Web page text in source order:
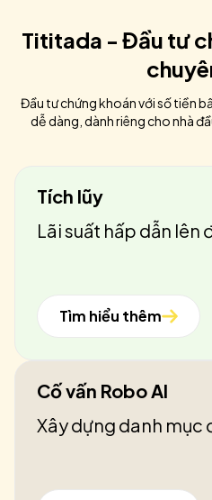
Tititada - Đầu tư
Đầu tư chứng khoán với số tiền
dễ dàng, dành riêng cho nhà
Tích lũy
Lãi suất hấp dẫn lên
Tìm hiểu thêm
Cố vấn Robo AI
Xây dựng danh mục